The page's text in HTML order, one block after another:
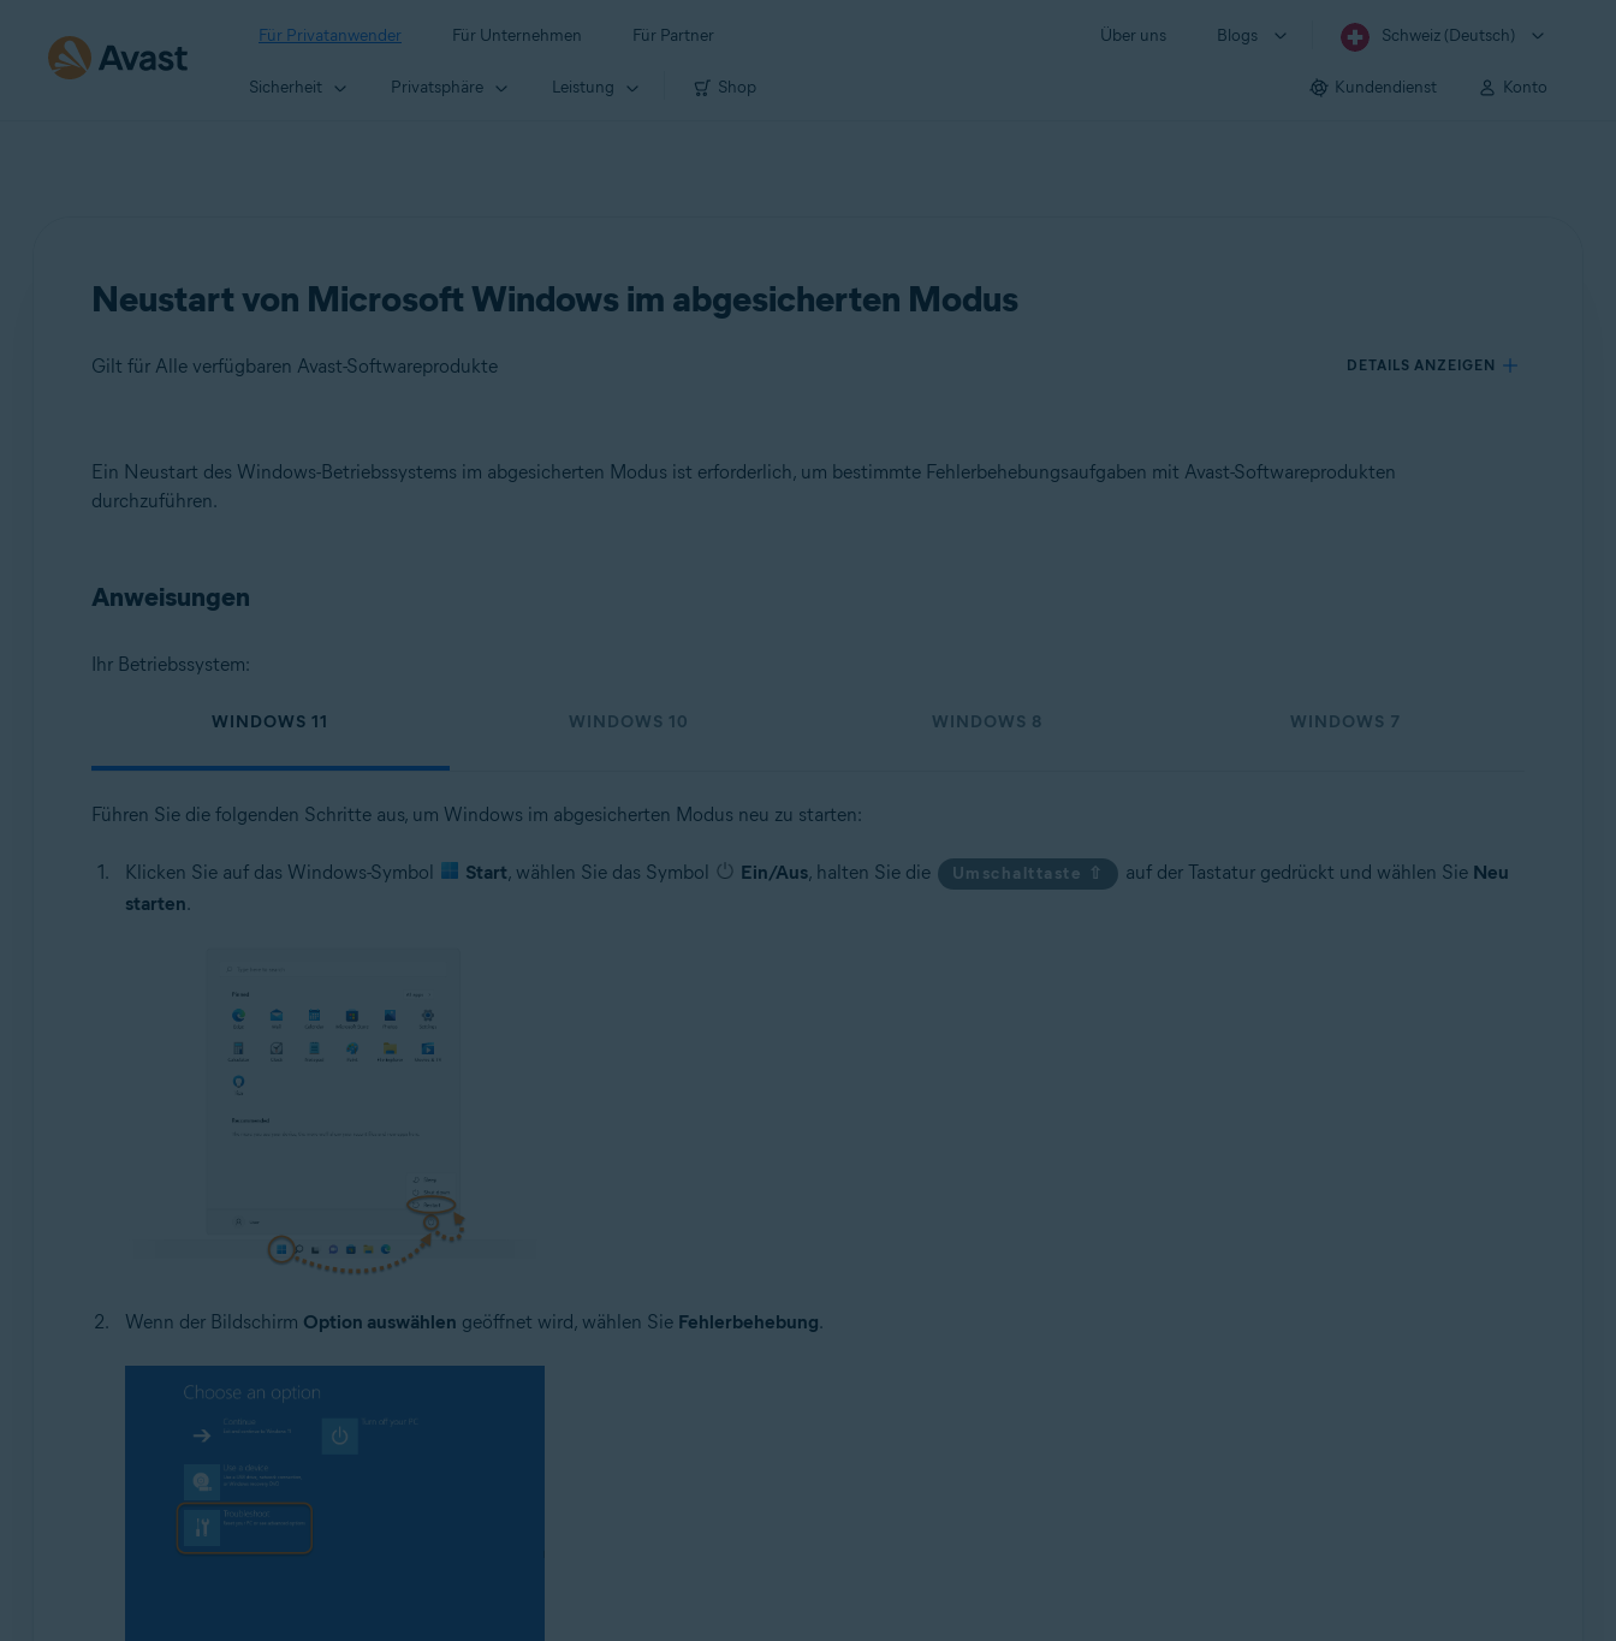
Für Privatanwender Für Unternehmen Für Partner Über uns Blogs Schweiz (Deutsch)
Sicherheit Privatsphäre Leistung Shop Kundendienst Konto
Neustart von Microsoft Windows im abgesicherten Modus
Gilt für Alle verfügbaren Avast-Softwareprodukte DETAILS ANZEIGEN
Produkte:
Alle verfügbaren Avast-Softwareprodukte
Microsoft Windows 11 Home/Pro/Enterprise/Education
Microsoft Windows 8 Home/Pro/Enterprise/Education – 32-/64-Bit
Ein Neustart des Windows-Betriebssystems im abgesicherten Modus ist erforderlich, um bestimmte Fehlerbehebungsaufgaben mit Avast-Softwareprodukten
durchzuführen.
Anweisungen
Ihr Betriebssystem:
WINDOWS 11 WINDOWS 10 WINDOWS 8 WINDOWS 7
Führen Sie die folgenden Schritte aus, um Windows im abgesicherten Modus neu zu starten:
Klicken Sie auf das Windows-Symbol Start, wählen Sie das Symbol Ein/Aus, halten Sie die Umschalttaste ⇧ auf der Tastatur gedrückt und wählen Sie Neu
starten.
Wenn der Bildschirm Option auswählen geöffnet wird, wählen Sie Fehlerbehebung.